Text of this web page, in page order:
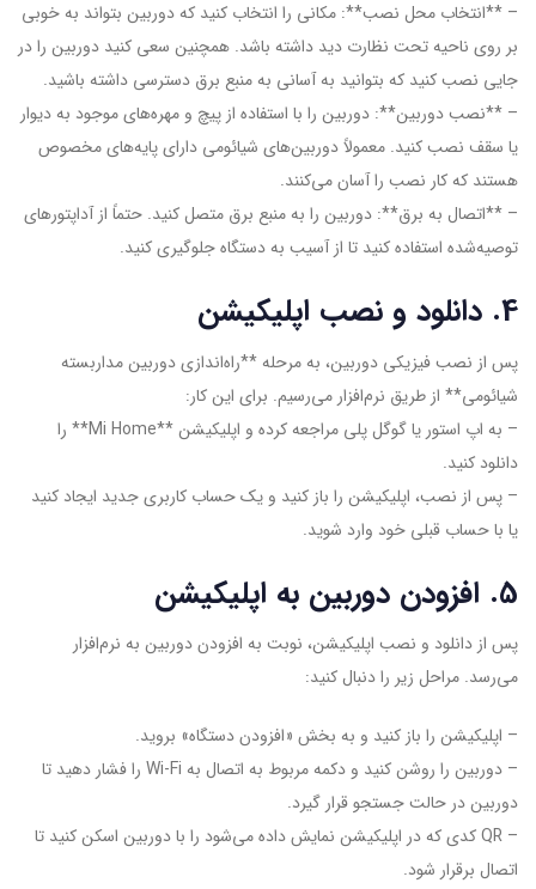
– **انتخاب محل نصب**: مکانی را انتخاب کنید که دوربین بتواند به خوبی
بر روی ناحیه تحت نظارت دید داشته باشد. همچنین سعی کنید دوربین را در
جایی نصب کنید که بتوانید به آسانی به منبع برق دسترسی داشته باشید.
– **نصب دوربین**: دوربین را با استفاده از پیچ و مهره‌های موجود به دیوار
یا سقف نصب کنید. معمولاً دوربین‌های شیائومی دارای پایه‌های مخصوص
هستند که کار نصب را آسان می‌کنند.
– **اتصال به برق**: دوربین را به منبع برق متصل کنید. حتماً از آداپتورهای
توصیه‌شده استفاده کنید تا از آسیب به دستگاه جلوگیری کنید.
4. دانلود و نصب اپلیکیشن
پس از نصب فیزیکی دوربین، به مرحله **راه‌اندازی دوربین مداربسته
شیائومی** از طریق نرم‌افزار می‌رسیم. برای این کار:
– به اپ استور یا گوگل پلی مراجعه کرده و اپلیکیشن **Mi Home** را
دانلود کنید.
– پس از نصب، اپلیکیشن را باز کنید و یک حساب کاربری جدید ایجاد کنید
یا با حساب قبلی خود وارد شوید.
5. افزودن دوربین به اپلیکیشن
پس از دانلود و نصب اپلیکیشن، نوبت به افزودن دوربین به نرم‌افزار
می‌رسد. مراحل زیر را دنبال کنید:
– اپلیکیشن را باز کنید و به بخش «افزودن دستگاه» بروید.
– دوربین را روشن کنید و دکمه مربوط به اتصال به Wi-Fi را فشار دهید تا
دوربین در حالت جستجو قرار گیرد.
– QR کدی که در اپلیکیشن نمایش داده می‌شود را با دوربین اسکن کنید تا
اتصال برقرار شود.